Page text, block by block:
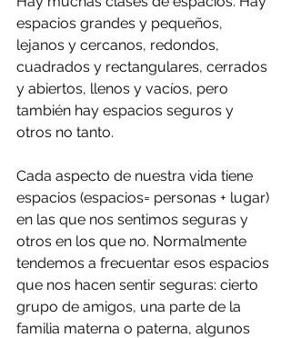
espacios grandes y pequeños,
lejanos y cercanos, redondos,
cuadrados y rectangulares, cerrados
y abiertos, llenos y vacíos, pero
también hay espacios seguros y
otros no tanto.
Cada aspecto de nuestra vida tiene
espacios (espacios= personas + lugar)
en las que nos sentimos seguras y
otros en los que no. Normalmente
tendemos a frecuentar esos espacios
que nos hacen sentir seguras: cierto
grupo de amigos, una parte de la
familia materna o paterna, algunos